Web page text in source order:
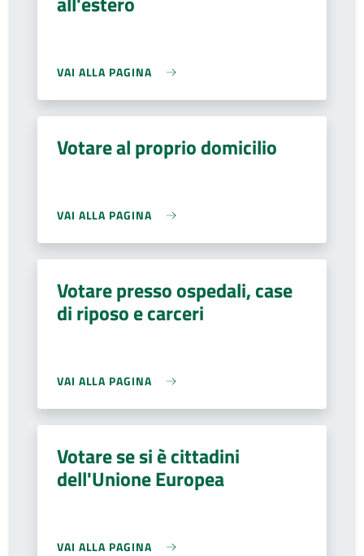
VAI ALLA PAGINA
Votare al proprio domicilio
VAI ALLA PAGINA
Votare presso ospedali, case
di riposo e carceri
VAI ALLA PAGINA
Votare se si è cittadini
dell'Unione Europea
VAI ALLA PAGINA